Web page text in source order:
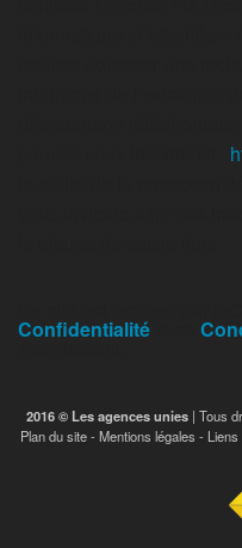
Confidentialité
2016 © Les agences unies | Tous
Plan du site- Mentions légales - Liens